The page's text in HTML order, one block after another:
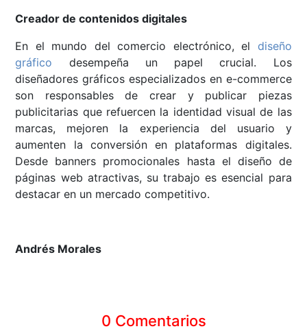
Creador de contenidos digitales
En el mundo del comercio electrónico, el diseño
gráfico desempeña un papel crucial. Los
diseñadores gráficos especializados en e-commerce
son responsables de crear y publicar piezas
publicitarias que refuercen la identidad visual de las
marcas, mejoren la experiencia del usuario y
aumenten la conversión en plataformas digitales.
Desde banners promocionales hasta el diseño de
páginas web atractivas, su trabajo es esencial para
destacar en un mercado competitivo.
Andrés Morales
0 Comentarios